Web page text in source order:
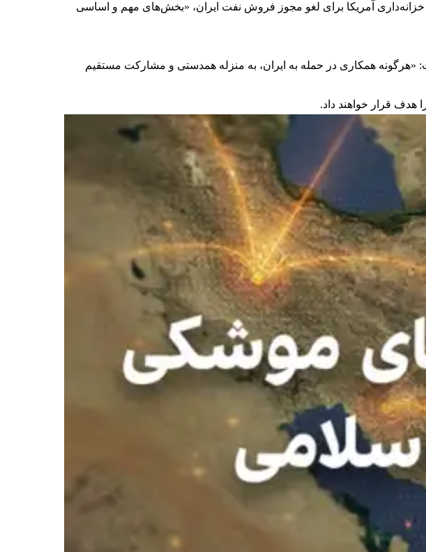
نوشت که حملات بامداد چهارشنبه ۱۷ تیر، در کنار تصمیم خزانه‌داری آمریکا برای لغو مجوز فروش نفت ایران، «بخش‌های مهم و اساسی
همکاری در حمله به ایران، به منزله همدستی و مشارکت مستقیم
هدف قرار خواهند داد.